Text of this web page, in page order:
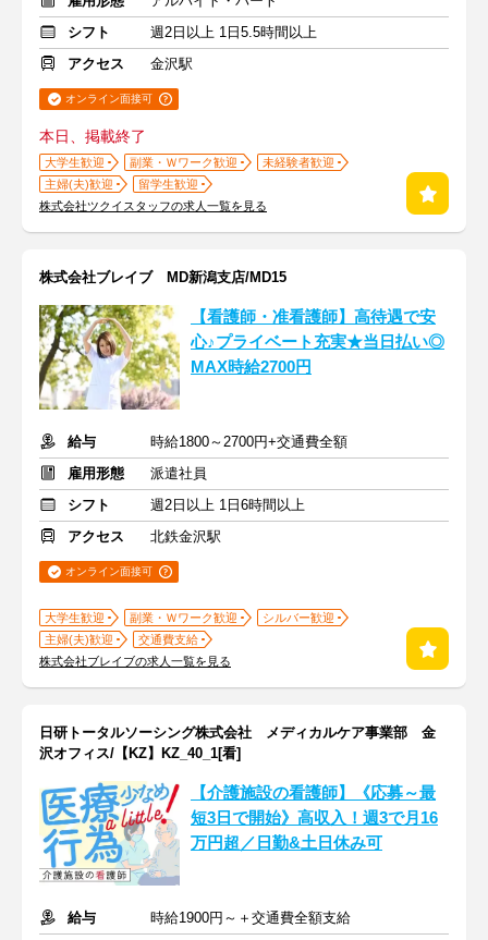
シフト
週2日以上 1日5.5時間以上
アクセス
金沢駅
オンライン面接可
本日、掲載終了
大学生歓迎 副業・Ｗワーク歓迎
未経験者歓迎
主婦(夫)歓迎
留学生歓迎
株式会社ツクイスタッフの求人一覧を見る
株式会社ブレイブ MD新潟支店/MD15
【看護師・准看護師】高待遇で安
心♪プライベート充実★当日払い◎
MAX時給2700円
給与
時給1800～2700円+交通費全額
雇用形態
派遣社員
シフト
週2日以上 1日6時間以上
アクセス
北鉄金沢駅
オンライン面接可
大学生歓迎 副業・Ｗワーク歓迎
シルバー歓迎
主婦(夫)歓迎
交通費支給
株式会社ブレイブの求人一覧を見る
日研トータルソーシング株式会社 メディカルケア事業部 金
沢オフィス/【KZ】KZ_40_1[看]
【介護施設の看護師】《応募～最
短3日で開始》高収入！週3で月16
万円超／日勤&土日休み可
給与
時給1900円～＋交通費全額支給